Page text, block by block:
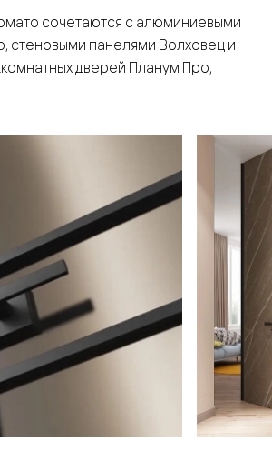
сочетаются с алюминиевыми
стеновыми панелями Волховец и
дверей Планум Про,